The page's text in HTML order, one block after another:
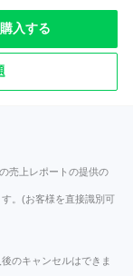
購入する
売上レポートの提供の
。(お客様を直接識別可
のキャンセルはできま